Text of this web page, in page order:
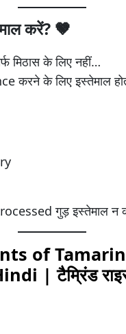
करें? 🤎
मिठास के लिए नहीं…
करने के लिए इस्तेमाल
गुड़ इस्तेमाल न
of
|टैम्रिंड